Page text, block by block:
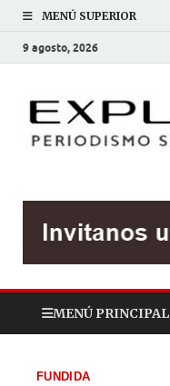
MENÚ SUPERIOR
9 agosto, 2026
MENÚ PRINCIPAL
FUNDIDA